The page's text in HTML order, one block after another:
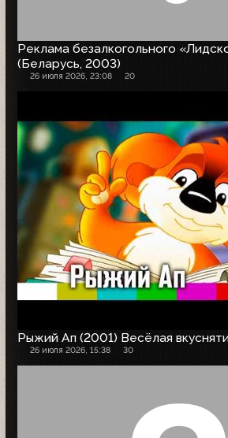
Реклама безалкогольного
(Беларусь, 2003)
26 июля 2026, 23:08 20
Рыжий Ап (2001) Весёлая
26 июля 2026, 15:38 30